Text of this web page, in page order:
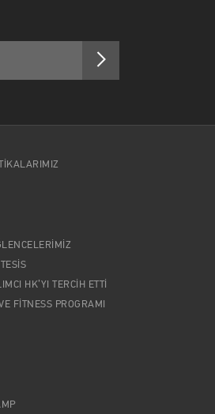
HK’YI TERCİH ETTİ
FİTNESS PROGRAMI